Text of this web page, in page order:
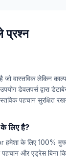
प्रश्न
वास्तविक लेकिन
डेवलपर्स द्वारा
पहचान सुरक्षित
लिए है?
के लिए 100%
पहचान और एड्रेस बिना